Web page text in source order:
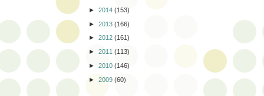
► 2014 (153)
► 2013 (166)
► 2012 (161)
► 2011 (113)
► 2010 (146)
► 2009 (60)